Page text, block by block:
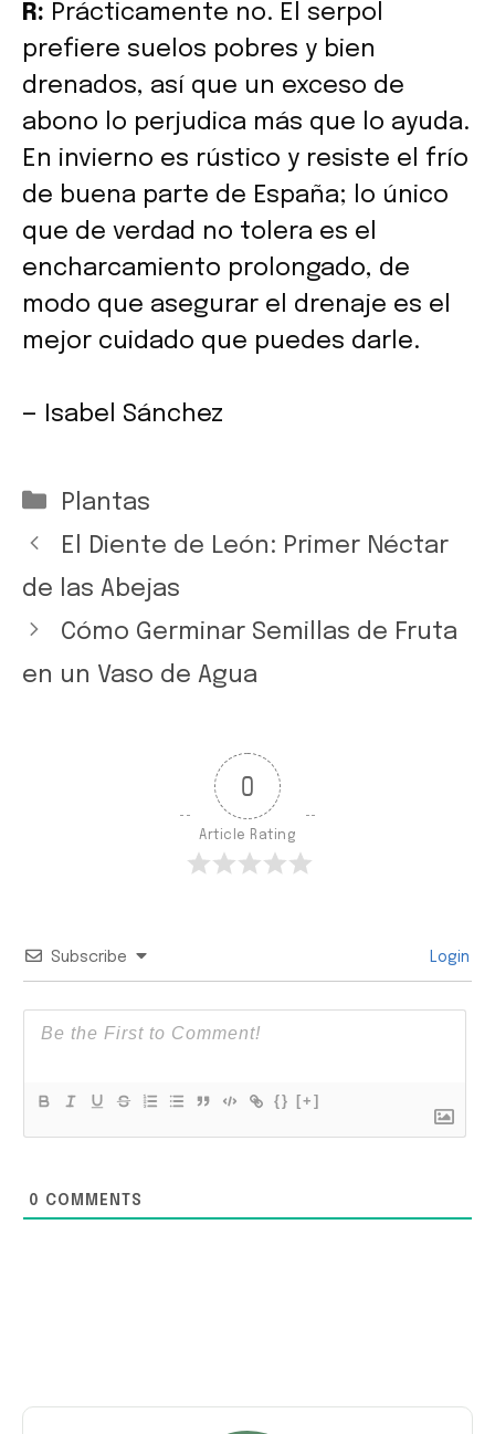
R: Prácticamente no. El serpol
prefiere suelos pobres y bien
drenados, así que un exceso de
abono lo perjudica más que lo ayuda.
En invierno es rústico y resiste el frío
de buena parte de España; lo único
que de verdad no tolera es el
encharcamiento prolongado, de
modo que asegurar el drenaje es el
mejor cuidado que puedes darle.
— Isabel Sánchez
Categorías
Plantas
El Diente de León: Primer Néctar
de las Abejas
Cómo Germinar Semillas de Fruta
en un Vaso de Agua
0
Article Rating
Subscribe Login
{} [+]
0 COMMENTS